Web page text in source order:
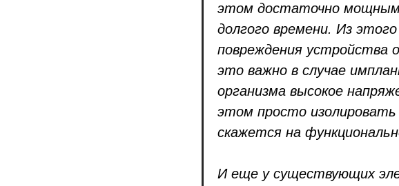
этом достаточно
долгого времени. Из
повреждения устройства
это важно в случае
организма высокое
этом просто
скажется на
И еще у существующих